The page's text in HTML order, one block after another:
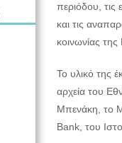
περιόδου, τις
και τις
κοινωνίας
Το υλικό της
αρχεία του
Μπενάκη, το
Bank, του